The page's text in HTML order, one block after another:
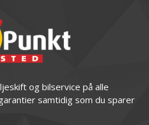
og bilservice på alle
samtidig som du sparer